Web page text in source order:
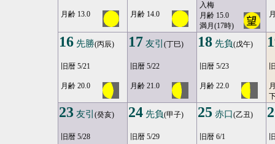
月齢 13.0 月齢 14.0
入梅
月齢 15.0
満月(17時)
16 先勝(丙辰)
旧暦 5/21
月齢 20.0
17 友引 (丁巳)
旧暦 5/22
月齢 21.0
18 先負(戊午)
旧暦 5/23
月齢 22.0
23 友引 (癸亥)
旧暦 5/28
24 先負(甲子)
旧暦 5/29
25 赤口(乙丑)
旧暦 6/1